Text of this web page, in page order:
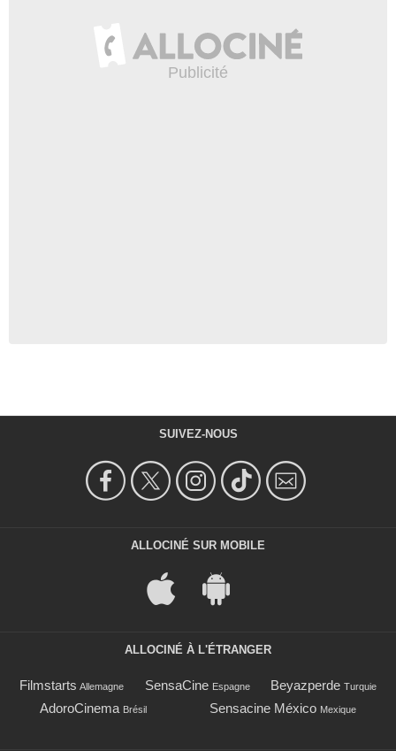
SUIVEZ-NOUS
ALLOCINÉ SUR MOBILE
ALLOCINÉ À L'ÉTRANGER
Filmstarts Allemagne SensaCine Espagne Beyazperde Turquie
AdoroCinema Brésil Sensacine México Mexique